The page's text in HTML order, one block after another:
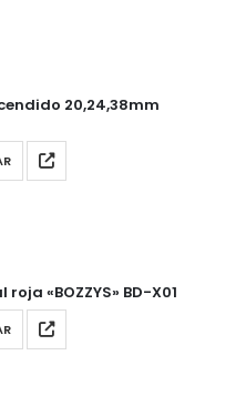
20,24,38mm
«BOZZYS» BD-X01